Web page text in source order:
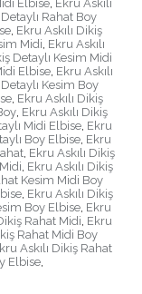
Elbise, Ekru Askılı
Rahat Boy
, Ekru Askılı Dikiş
Midi, Ekru Askılı
Detaylı Kesim Midi
Elbise, Ekru Askılı
Kesim Boy
, Ekru Askılı Dikiş
, Ekru Askılı Dikiş
Midi Elbise, Ekru
Boy Elbise, Ekru
, Ekru Askılı Dikiş
, Ekru Askılı Dikiş
Kesim Midi Boy
, Ekru Askılı Dikiş
Boy Elbise, Ekru
Rahat Midi, Ekru
Rahat Midi Boy
Askılı Dikiş Rahat
Elbise,